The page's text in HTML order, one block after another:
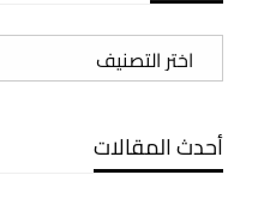
تصنيفات
أحدث المقالات